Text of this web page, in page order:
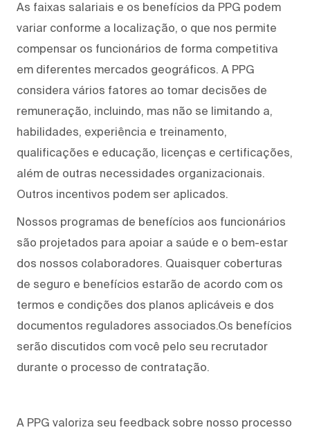
As faixas salariais e os benefícios da PPG podem
variar conforme a localização, o que nos permite
compensar os funcionários de forma competitiva
em diferentes mercados geográficos. A PPG
considera vários fatores ao tomar decisões de
remuneração, incluindo, mas não se limitando a,
habilidades, experiência e treinamento,
qualificações e educação, licenças e certificações,
além de outras necessidades organizacionais.
Outros incentivos podem ser aplicados.
Nossos programas de benefícios aos funcionários
são projetados para apoiar a saúde e o bem-estar
dos nossos colaboradores. Quaisquer coberturas
de seguro e benefícios estarão de acordo com os
termos e condições dos planos aplicáveis e dos
documentos reguladores associados.Os benefícios
serão discutidos com você pelo seu recrutador
durante o processo de contratação.
A PPG valoriza seu feedback sobre nosso processo